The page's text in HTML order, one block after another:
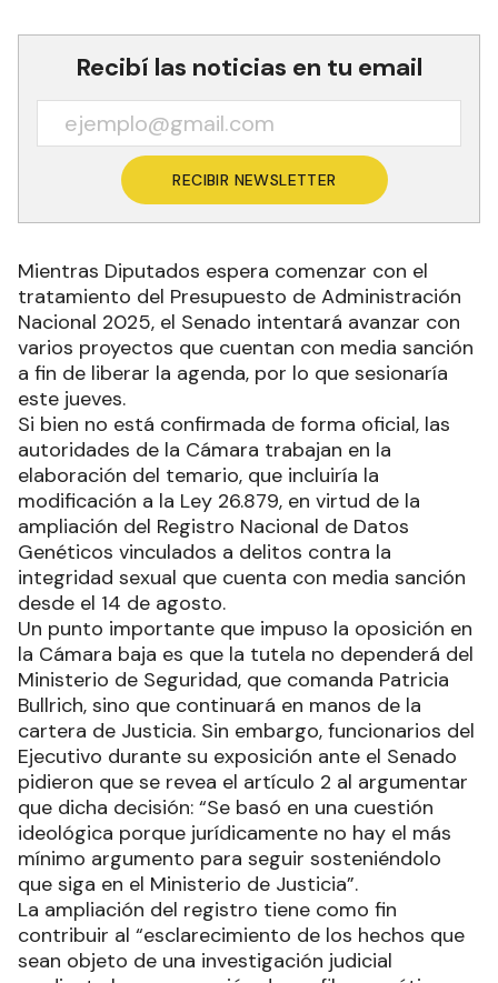
Recibí las noticias en tu email
RECIBIR NEWSLETTER
Mientras Diputados espera comenzar con el
tratamiento del Presupuesto de Administración
Nacional 2025, el Senado intentará avanzar con
varios proyectos que cuentan con media sanción
a fin de liberar la agenda, por lo que sesionaría
este jueves.
Si bien no está confirmada de forma oficial, las
autoridades de la Cámara trabajan en la
elaboración del temario, que incluiría la
modificación a la Ley 26.879, en virtud de la
ampliación del Registro Nacional de Datos
Genéticos vinculados a delitos contra la
integridad sexual que cuenta con media sanción
desde el 14 de agosto.
Un punto importante que impuso la oposición en
la Cámara baja es que la tutela no dependerá del
Ministerio de Seguridad, que comanda Patricia
Bullrich, sino que continuará en manos de la
cartera de Justicia. Sin embargo, funcionarios del
Ejecutivo durante su exposición ante el Senado
pidieron que se revea el artículo 2 al argumentar
que dicha decisión: “Se basó en una cuestión
ideológica porque jurídicamente no hay el más
mínimo argumento para seguir sosteniéndolo
que siga en el Ministerio de Justicia”.
La ampliación del registro tiene como fin
contribuir al “esclarecimiento de los hechos que
sean objeto de una investigación judicial